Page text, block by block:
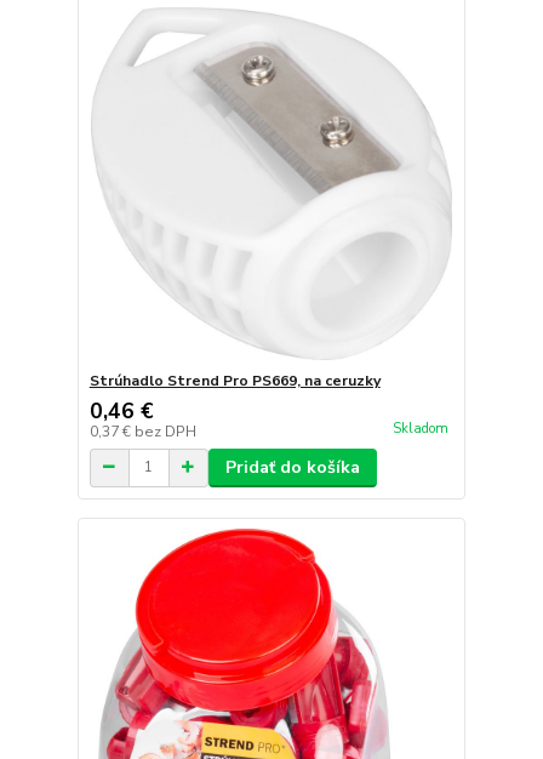
Strúhadlo Strend Pro PS669, na ceruzky
0,46 €
0,37 € bez DPH Skladom
Pridať do košíka